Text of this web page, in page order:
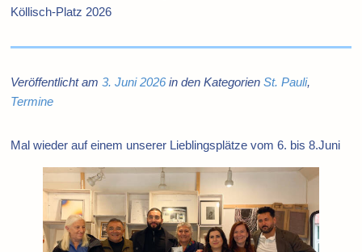
Köllisch-Platz 2026
Veröffentlicht am3. Juni 2026in den KategorienSt. Pauli,
Termine
Mal wieder auf einem unserer Lieblingsplätze vom 6. bis 8.Juni